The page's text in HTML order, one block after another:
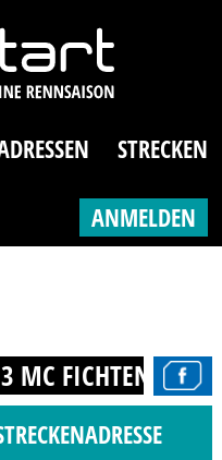
STRECKEN
ANMELDEN
MC FICHTENRING